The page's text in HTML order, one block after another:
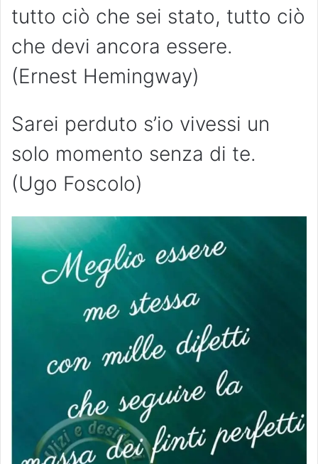
tutto ciò che sei stato, tutto ciò
che devi ancora essere.
(Ernest Hemingway)
Sarei perduto s’io vivessi un
solo momento senza di te.
(Ugo Foscolo)